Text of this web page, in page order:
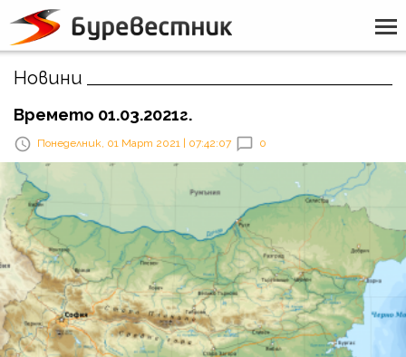
Новини
Времето 01.03.2021г.
Понеделник, 01 Март 2021 | 07:42:07 0